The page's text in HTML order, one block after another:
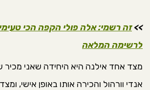
>>זה רשמי: אלה פולי הקפה הכי
לרשימה המלאה
מצד אחד אילנה היא היחידה שאני
אנדי וורהול והכירה אותו באופן אישי,